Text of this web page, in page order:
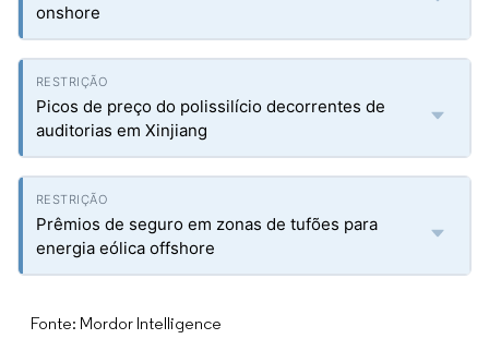
onshore
Picos de preço do polissilício decorrentes de
auditorias em Xinjiang
Prêmios de seguro em zonas de tufões para
energia eólica offshore
Fonte: Mordor Intelligence